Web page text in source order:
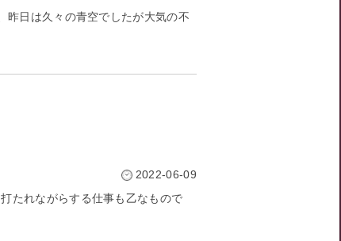
日は久々の青空でしたが大気の不
2022-06-09
たれながらする仕事も乙なもので